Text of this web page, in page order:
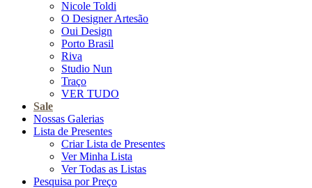
Nicole Toldi
O Designer Artesão
Oui Design
Porto Brasil
Riva
Studio Nun
Traço
VER TUDO
Sale
Nossas Galerias
Lista de Presentes
Criar Lista de Presentes
Ver Minha Lista
Ver Todas as Listas
Pesquisa por Preço